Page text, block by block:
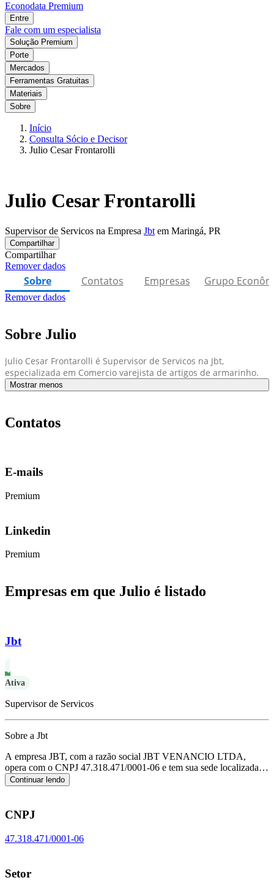
Econodata Premium
Entre
Fale com um especialista
Solução Premium
Porte
Mercados
Ferramentas Gratuitas
Materiais
Sobre
Início
Consulta Sócio e Decisor
Julio Cesar Frontarolli
Julio Cesar Frontarolli
Supervisor de Servicos na Empresa Jbt em Maringá, PR
Compartilhar
Compartilhar
Remover dados
Sobre Contatos Empresas Grupo
Remover dados
Sobre Julio
Julio Cesar Frontarolli é Supervisor de Servicos na Jbt,
especializada em Comercio varejista de artigos de armarinho.
Mostrar menos
Contatos
E-mails
Premium
Linkedin
Premium
Empresas em que Julio é listado
Jbt
Ativa
Supervisor de Servicos
Sobre a Jbt
A empresa JBT, com a razão social JBT VENANCIO LTDA,
opera com o CNPJ 47.318.471/0001-06 e tem sua sede localizada
em Maringa/PR.
varejista de artigos de armarinho, de acordo com o código CNAE
Continuar lendo
CNPJ
47.318.471/0001-06
Setor